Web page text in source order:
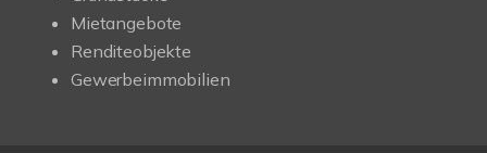
Mietangebote
Renditeobjekte
Gewerbeimmobilien